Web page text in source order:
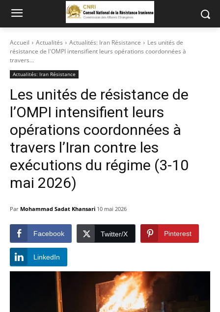
Accueil Actualités Actualités: Iran Résistance
Les unités de
résistance de l'OMPI intensifient leurs opérations coordonnées à
travers...
Actualités: Iran Résistance
Les unités de résistance de
l’OMPI intensifient leurs
opérations coordonnées à
travers l’Iran contre les
exécutions du régime (3-10
mai 2026)
Par Mohammad Sadat Khansari 10 mai 2026
Facebook Twitter/X Pinterest
LinkedIn